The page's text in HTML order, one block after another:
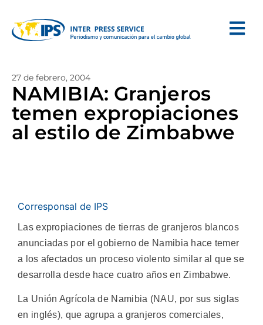
27 de febrero, 2004
NAMIBIA: Granjeros
temen expropiaciones
al estilo de Zimbabwe
Corresponsal de IPS
Las expropiaciones de tierras de granjeros blancos
anunciadas por el gobierno de Namibia hace temer
a los afectados un proceso violento similar al que se
desarrolla desde hace cuatro años en Zimbabwe.
La Unión Agrícola de Namibia (NAU, por sus siglas
en inglés), que agrupa a granjeros comerciales,